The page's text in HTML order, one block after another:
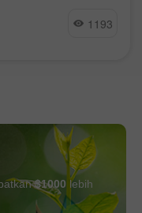
1193
$1000 lebih